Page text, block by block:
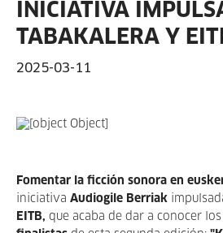
INICIATIVA
TABAKALERA Y
2025-03-11
Fomentar la ficción sonora en
iniciativa Audiogile Berriak
EITB, que acaba de dar a conocer los